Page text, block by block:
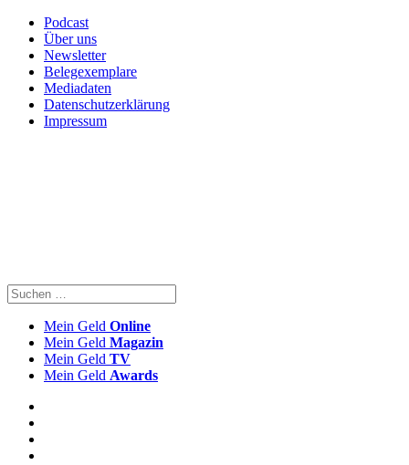
Podcast
Über uns
Newsletter
Belegexemplare
Mediadaten
Datenschutzerklärung
Impressum
Mein Geld Online
Mein Geld Magazin
Mein Geld TV
Mein Geld Awards